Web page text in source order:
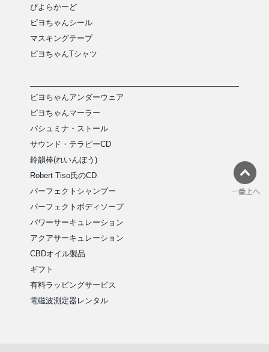
ぴよらかーど
ピヨちゃんシール
マスキングテープ
ピヨちゃんTシャツ
ピヨちゃんアンダーウェア
ピヨちゃんマーラー
パシュミナ・ストール
サウンド・テラピーCD
鈴韻棒(れいんぼう)
Robert Tiso氏のCD
パーフェクトシャンプー
パーフェクトボディソープ
パワーサーキュレーション
アクアサーキュレーション
CBDオイル製品
ギフト
有料ラッピングサービス
電磁波測定器レンタル